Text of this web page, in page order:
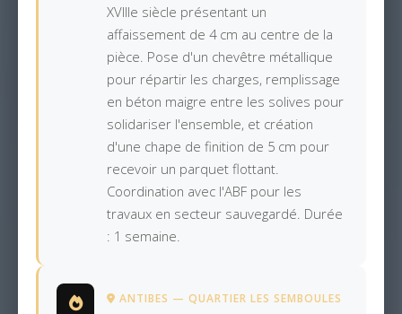
XVIIIe siècle présentant un
affaissement de 4 cm au centre de la
pièce. Pose d'un chevêtre métallique
pour répartir les charges, remplissage
en béton maigre entre les solives pour
solidariser l'ensemble, et création
d'une chape de finition de 5 cm pour
recevoir un parquet flottant.
Coordination avec l'ABF pour les
travaux en secteur sauvegardé. Durée
: 1 semaine.
ANTIBES — QUARTIER LES SEMBOULES